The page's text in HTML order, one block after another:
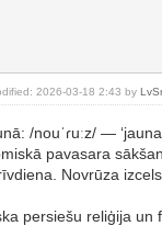
2026-03-18 2:43 by
pavasara
Novrūza
persiešu reliģija